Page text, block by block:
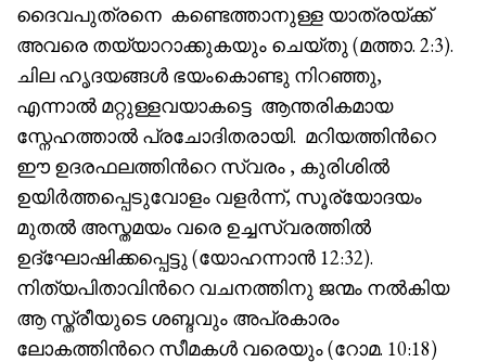
ദൈവപുത്രനെ കണ്ടെത്താനുള്ള യാത്രയ്ക്ക്
അവരെ തയ്യാറാക്കുകയും ചെയ്തു (മത്താ. 2:3).
ചില ഹൃദയങ്ങൾ ഭയംകൊണ്ടു നിറഞ്ഞു,
എന്നാൽ മറ്റുള്ളവയാകട്ടെ ആന്തരികമായ
സ്നേഹത്താൽ പ്രചോദിതരായി. മറിയത്തിൻറെ
ഈ ഉദരഫലത്തിൻറെ സ്വരം , കുരിശിൽ
ഉയിർത്തപ്പെടുവോളം വളർന്ന്, സൂര്യോദയം
മുതൽ അസ്തമയം വരെ ഉച്ചസ്വരത്തിൽ
ഉദ്ഘോഷിക്കപ്പെട്ടു (യോഹന്നാൻ 12:32).
നിത്യപിതാവിൻറെ വചനത്തിനു ജന്മം നൽകിയ
ആ സ്ത്രീയുടെ ശബ്ദവും അപ്രകാരം
ലോകത്തിൻറെ സീമകൾ വരെയും (റോമ. 10:18)